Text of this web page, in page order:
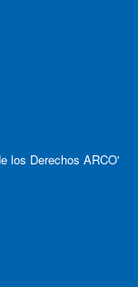
los Derechos ARCO'